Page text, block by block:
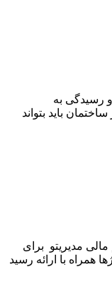
رسیدگی به
باید بتواند
مدیریتو برای
همراه با ارائه رسید